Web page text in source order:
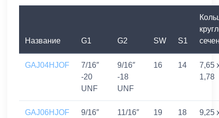
Название G1 G2 SW S1
GAJ04HJOF
7/16″
-20
UNF
9/16″
-18
UNF
16 14
7,65
1,78
GAJ06HJOF
9/16″
11/16″
19 18
9,25